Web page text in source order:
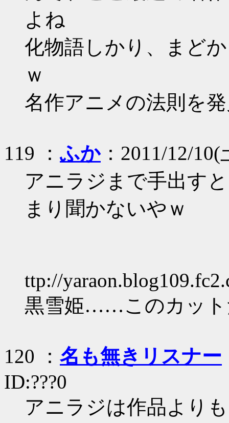
よね
化物語しかり、まど
ｗ
名作アニメの法則を
119 ：ふか：2011/12/10(
アニラジまで手出す
まり聞かないやｗ
ttp://
黒雪姫……このカッ
120 ： 名も無きリスナー
ID:???0
アニラジは作品より